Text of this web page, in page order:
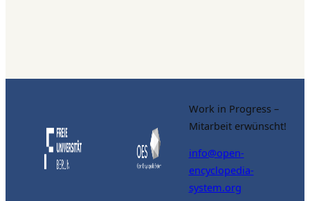
Work in Progress –
Mitarbeit erwünscht!
info@open-
encyclopedia-
system.org